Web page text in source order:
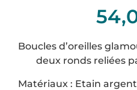
Boucles d’oreilles
deux ronds reliées
Matériaux : Etain